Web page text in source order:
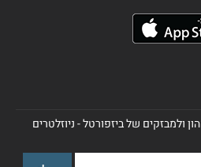
ולמבזקים של ביזפורטל - ניוזלטרים